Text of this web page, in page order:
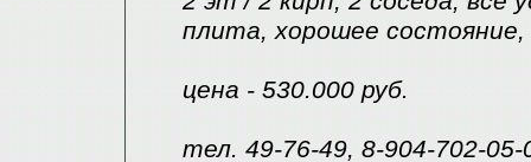
плита, хорошее состояние,
цена - 530.000 руб.
тел. 49-76-49, 8-904-702-05-